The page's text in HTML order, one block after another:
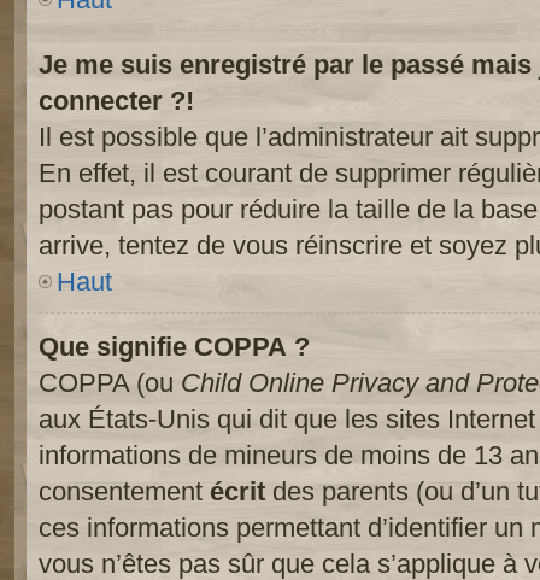
Je me suis enregistré par le passé
connecter ?!
Il est possible que l’administrateur ait
En effet, il est courant de supprimer
postant pas pour réduire la taille de la
arrive, tentez de vous réinscrire et soyez
Haut
Que signifie COPPA ?
COPPA (ou Child Online Privacy and
aux États-Unis qui dit que les sites
informations de mineurs de moins de 13
consentement écrit des parents (ou d’un
ces informations permettant d’identifier
vous n’êtes pas sûr que cela s’applique à